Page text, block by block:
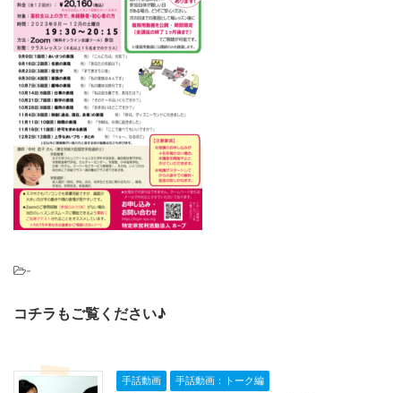
-
コチラもご覧ください♪
手話動画 手話動画：トーク編